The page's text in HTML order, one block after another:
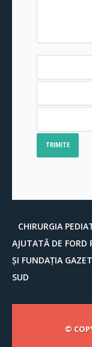
CHIRURGIA
AJUTATĂ DE FORD
ȘI FUNDAȚIA
SUD
©